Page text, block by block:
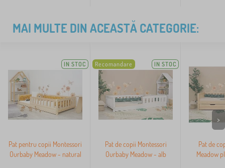
MAI MULTE DIN ACEASTĂ CATEGORIE:
IN STOC
Pat pentru copii Montessori
Ourbaby Meadow - natural
Recomandare IN STOC
Pat de copii Montessori
Ourbaby Meadow - alb
Pat de
Meadow
>